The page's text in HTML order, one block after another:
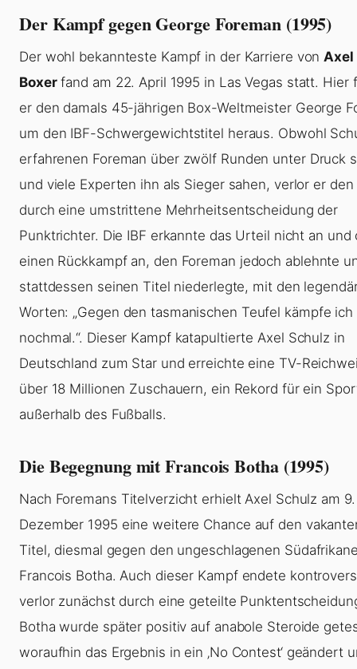
Der Kampf gegen George Foreman (1995)
Der wohl bekannteste Kampf in der Karriere vonAxel
Boxerfand am 22. April 1995 in Las Vegas statt. Hier
er den damals 45-jährigen Box-Weltmeister George
um den IBF-Schwergewichtstitel heraus. Obwohl
erfahrenen Foreman über zwölf Runden unter Druck
und viele Experten ihn als Sieger sahen, verlor er den
durch eine umstrittene Mehrheitsentscheidung der
Punktrichter. Die IBF erkannte das Urteil nicht an und
einen Rückkampf an, den Foreman jedoch ablehnte
stattdessen seinen Titel niederlegte, mit den
Worten: „Gegen den tasmanischen Teufel kämpfe
nochmal.“. Dieser Kampf katapultierte Axel Schulz in
Deutschland zum Star und erreichte eine TV-
über 18 Millionen Zuschauern, ein Rekord für ein
außerhalb des Fußballs.
Die Begegnung mit Francois Botha (1995)
Nach Foremans Titelverzicht erhielt Axel Schulz am 9.
Dezember 1995 eine weitere Chance auf den
Titel, diesmal gegen den ungeschlagenen
Francois Botha. Auch dieser Kampf endete
verlor zunächst durch eine geteilte
Botha wurde später positiv auf anabole Steroide
woraufhin das Ergebnis in ein ‚No Contest‘ geändert